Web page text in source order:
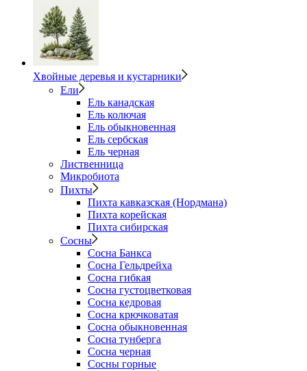
Хвойные деревья и кустарники
Ели
Ель канадская
Ель колючая
Ель обыкновенная
Ель сербская
Ель черная
Лиственница
Микробиота
Пихты
Пихта кавказская (Нордмана)
Пихта корейская
Пихта сибирская
Сосны
Сосна Банкса
Сосна Гельдрейха
Сосна гибкая
Сосна густоцветковая
Сосна кедровая
Сосна крючковатая
Сосна обыкновенная
Сосна тунберга
Сосна черная
Сосны горные